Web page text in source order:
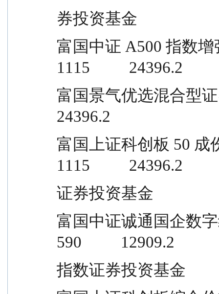
券投资基金
富国中证 A500 指数
1115          24396.2
富国景气优选混合型
24396.2
富国上证科创板 50 成
1115          24396.2
证券投资基金
富国中证诚通国企数
590          12909.2
指数证券投资基金